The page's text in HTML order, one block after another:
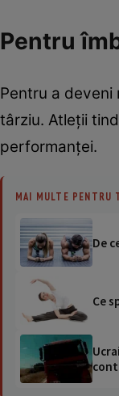
Pentru
Pentru a
târziu. Atleţii
performanţei.
MAI MULTE PENTRU
De
Ce